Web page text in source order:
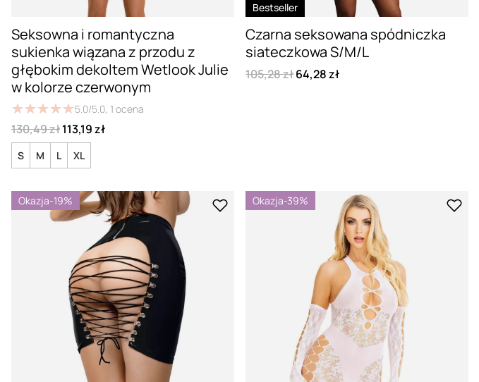
Seksowna i romantyczna
sukienka wiązana z przodu z
głębokim dekoltem Wetlook Julie
w kolorze czerwonym
★★★★★
★★★★★5.0/5.0, 1 ocena
130,49 zł113,19 zł
S M L XL
Bestseller
Czarna seksowana spódniczka
siateczkowa S/M/L
105,28 zł64,28 zł
Okazja-19% Okazja-39%